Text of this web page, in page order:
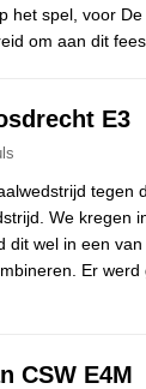
spel, voor
om aan dit
E3
tegen
We kregen
wel in een van
Er
CSW E4M